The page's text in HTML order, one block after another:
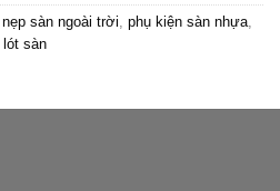
nẹp sàn ngoài trời, phụ kiện sàn nhựa,
lót sàn